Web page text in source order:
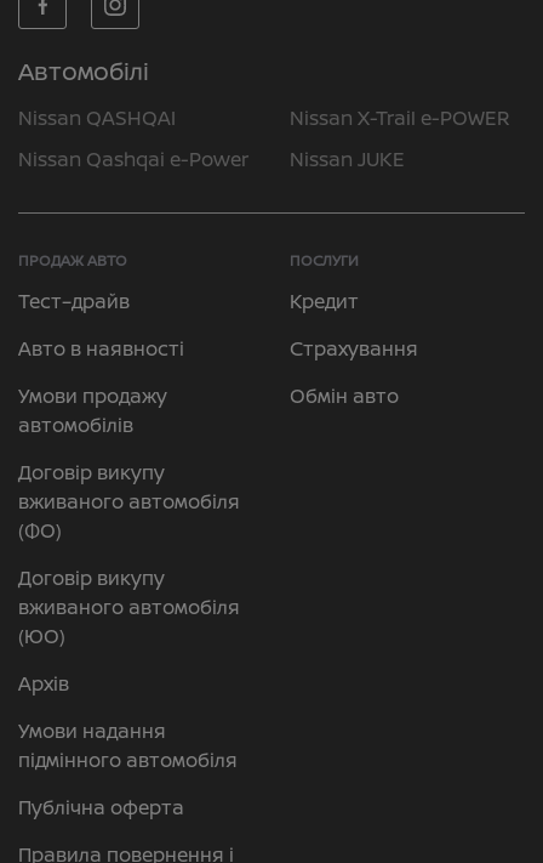
Автомобілі
Nissan QASHQAI
Nissan X-Trail e-POWER
Nissan Qashqai e-Power
Nissan JUKE
ПРОДАЖ АВТО
Тест–драйв
Авто в наявності
Умови продажу
автомобілів
Договір викупу
вживаного автомобіля
(ФО)
Договір викупу
вживаного автомобіля
(ЮО)
Архів
Умови надання
підмінного автомобіля
Публічна оферта
Правила повернення і
ПОСЛУГИ
Кредит
Страхування
Обмін авто